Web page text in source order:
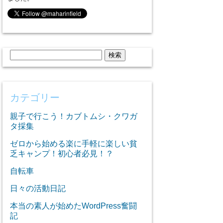
索:
カテゴリー
親子で行こう！カブトムシ・クワガ
タ採集
ゼロから始める楽に手軽に楽しい貧
乏キャンプ！初心者必見！？
自転車
日々の活動日記
本当の素人が始めたWordPress奮闘
記